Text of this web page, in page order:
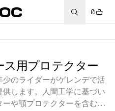
0
ス用プロテクター
少のライダーがゲレンデで活
します。人間工学に基づい
や顎プロテクターを含む